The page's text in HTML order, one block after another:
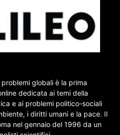
globali è la prima
dedicata ai temi della
e ai problemi politico-sociali
i diritti umani e la pace. Il
nel gennaio del 1996 da un